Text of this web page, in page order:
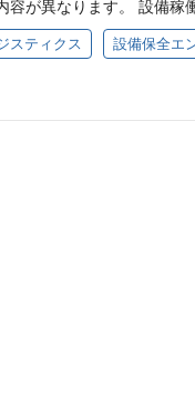
う ◇故障分析と再発防止
から実行・検証までをお
削減につながる作業改善
化」に取り組み、より稼
アップ教育 ・設備ごと
ーカーと連携して初期不
応をメーカー側と相談し
容が異なります。 設備稼
管理方法見直し、故障対
/修理/交換など 【主な設
お客様ごとに商品を荷合
業管理と安全管理 ・保全
作業者へ作業指示をおこ
スティクス 設備保全エ